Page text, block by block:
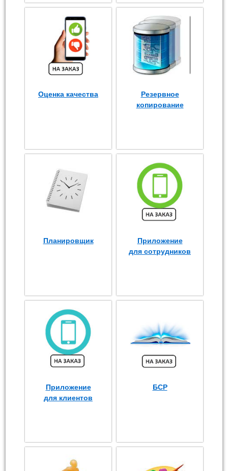
Оценка качества
Резервное
копирование
Планировщик
Приложение
для сотрудников
Приложение
для клиентов
БСР